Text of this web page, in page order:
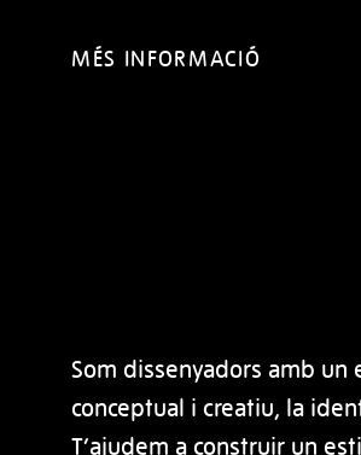
MÉS INFORMACIÓ
Som dissenyadors amb
conceptual i creatiu, la
T’ajudem a construir un